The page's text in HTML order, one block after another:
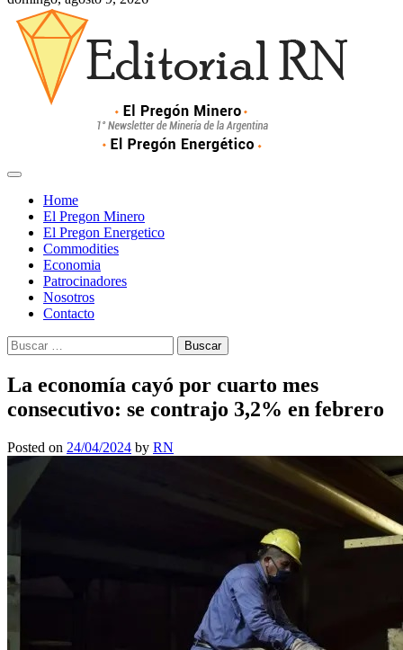
Home
El Pregon Minero
El Pregon Energetico
Commodities
Economia
Patrocinadores
Nosotros
Contacto
Buscar:
La economía cayó por cuarto mes
consecutivo: se contrajo 3,2% en febrero
Posted on 24/04/2024 by RN